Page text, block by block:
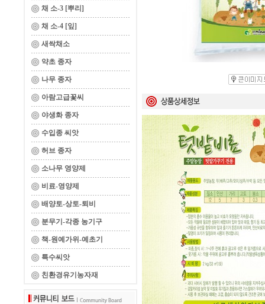
채 소-3 [뿌리]
채 소-4 [잎]
새싹채소
약초 종자
나무 종자
아람고급꽃씨
야생화 종자
수입종 씨앗
허브 종자
소나무 영양제
비료-영양제
배양토-상토-퇴비
분무기-각종 농기구
책-원예가위-예초기
특수씨앗
친환경유기농자재